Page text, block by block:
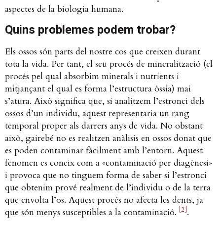
aspectes de la biologia humana.
Quins problemes podem trobar?
Els ossos són parts del nostre cos que creixen durant
tota la vida. Per tant, el seu procés de mineralització (el
procés pel qual absorbim minerals i nutrients i
mitjançant el qual es forma l’estructura òssia) mai
s’atura. Això significa que, si analitzem l’estronci dels
ossos d’un individu, aquest representaria un rang
temporal proper als darrers anys de vida. No obstant
això, gairebé no es realitzen anàlisis en ossos donat que
es poden contaminar fàcilment amb l’entorn. Aquest
fenomen es coneix com a «contaminació per diagènesi»
i provoca que no tinguem forma de saber si l’estronci
que obtenim prové realment de l’individu o de la terra
que envolta l’os. Aquest procés no afecta les dents, ja
que són menys susceptibles a la contaminació. [2] .